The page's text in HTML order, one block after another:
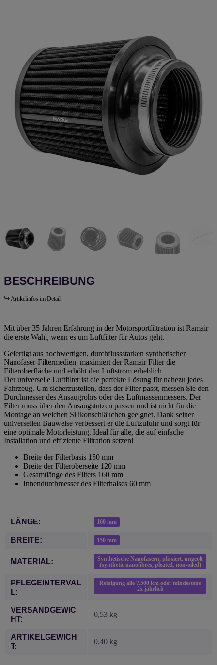
BESCHREIBUNG
Artikelinfos im Detail
Mit über 35 Jahren Erfahrung in der Motorsportfiltration ist Ramair
die erste Wahl, wenn es um Luftfilter für Autos geht.
Gefertigt aus hochwertigen, durchflussstarken synthetischen
Nanofaser-Filtermedien, maximiert der Ramair Filter die
Filteroberfläche und erhöht den Luftstrom erheblich.
Der universelle Luftfilter ist die perfekte Lösung für nahezu jedes
Fahrzeug. Um sicherzustellen, dass der Filter passt, messen Sie den
Durchmesser des Ansaugrohrs oder des Luftmassenmessers. Der
Filter muss über den Ansaugstutzen passen und ist nicht für die
Montage an weichen Silikonschläuchen geeignet. Dank seiner
universellen Bauweise verbessert er die Luftzufuhr und sorgt für
eine optimale Motorleistung. Ideal für alle, die auf einfache
Installation und effiziente Filtration setzen!
Breite der Filterbasis 150 mm
Breite der Filteroberseite 120 mm
Gesamtlänge des Filters 160 mm
Innendurchmesser des Filterhalses 60 mm
Produkteigenschaft
Wert
LÄNGE: 160 mm
BREITE: 150 mm
MATERIAL:
Synthetische Nanofasern, plissiert, ungeölt
(synthetic nanofibres, pleated, non-oiled)
PFLEGEINTERVAL
L:
Reinigung alle 7.500 km oder mindestens
2x jährlich
VERSANDGEWIC
HT:
0,53 kg
ARTIKELGEWICH
T:
0,40 kg